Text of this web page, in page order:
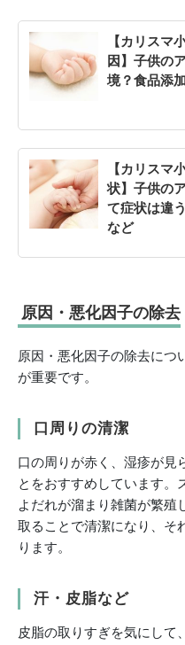
【カリスマ
因】子供の
境？食品添
【カリスマ
状】子供の
て症状は違
など
原因・悪化因子の除去
原因・悪化因子の除去につ
が重要です。
口周りの清潔
口の周りが赤く、湿疹が見
とをおすすめしています。
よだれが溜まり雑菌が繁殖
取ることで清潔になり、そ
ります。
汗・皮脂など
皮脂の取りすぎを気にして